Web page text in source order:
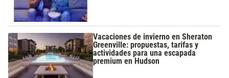
Vacaciones de invierno en Sheraton
Greenville: propuestas, tarifas y
actividades para una escapada
premium en Hudson